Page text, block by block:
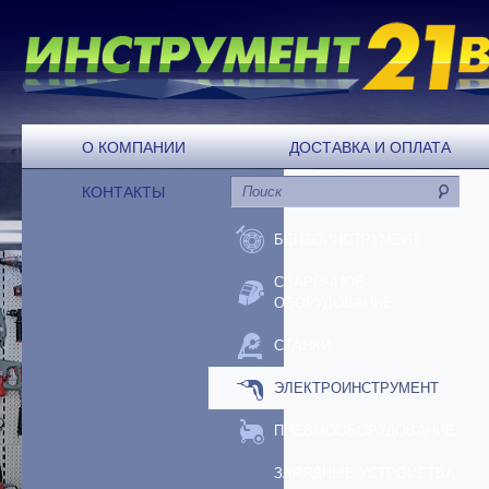
О КОМПАНИИ ДОСТАВКА И ОПЛАТА
КОНТАКТЫ
БЕНЗОИНСТРУМЕНТ
СВАРОЧНОЕ
ОБОРУДОВАНИЕ
СТАНКИ
ЭЛЕКТРОИНСТРУМЕНТ
ПНЕВМООБОРУДОВАНИЕ
ЗАРЯДНЫЕ УСТРОЙСТВА